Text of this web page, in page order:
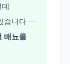
습니다 —
배뇨를